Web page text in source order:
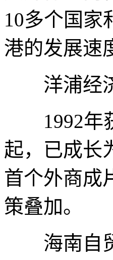
10多个国家
港的发展速
洋浦经济
1992年获
起，已成长
首个外商成
策叠加。
海南自贸